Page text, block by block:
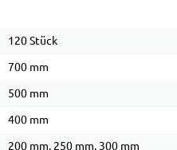
120 Stück
700 mm
500 mm
400 mm
200 mm, 250 mm, 300 mm